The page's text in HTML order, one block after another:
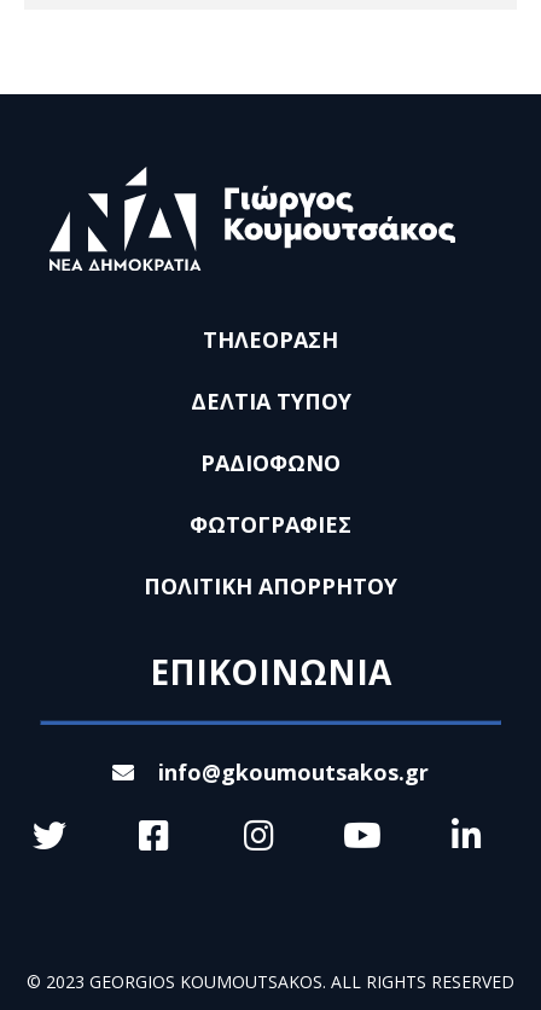
ΤΗΛΕΟΡΑΣΗ
ΔΕΛΤΙΑ ΤΥΠΟΥ
ΡΑΔΙΟΦΩΝΟ
ΦΩΤΟΓΡΑΦΙΕΣ
ΠΟΛΙΤΙΚΗ ΑΠΟΡΡΗΤΟΥ
ΕΠΙΚΟΙΝΩΝΙΑ
info@gkoumoutsakos.gr
© 2023 GEORGIOS KOUMOUTSAKOS. ALL RIGHTS RESERVED